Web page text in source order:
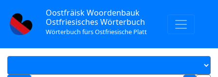
Oostfräisk Woordenbauk
Ostfriesisches Wörterbuch
Wörterbuch fürs Ostfriesische Platt